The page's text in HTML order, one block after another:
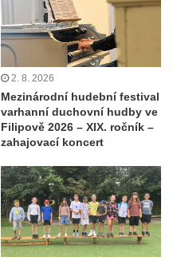
2. 8. 2026
Mezinárodní hudební festival
varhanní duchovní hudby ve
Filipově 2026 – XIX. ročník –
zahajovací koncert